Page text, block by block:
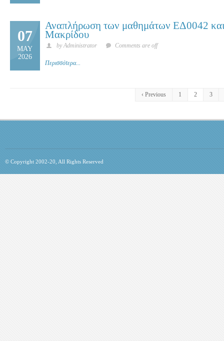
07
MAY
2026
Αναπλήρωση των μαθημάτων ΕΔ0042
Μακρίδου
by Administrator Comments are off
Περισσότερα...
‹ Previous 1 2 3
© Copyright 2002-20, All Rights Reserved